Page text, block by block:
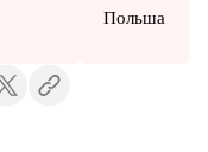
Польша